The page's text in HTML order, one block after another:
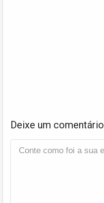
Deixe um comentário